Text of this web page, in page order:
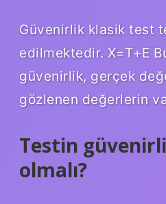
Güvenirlik klasik test
edilmektedir. X=T+E
güvenirlik, gerçek
gözlenen değerlerin
Testin
olmalı?